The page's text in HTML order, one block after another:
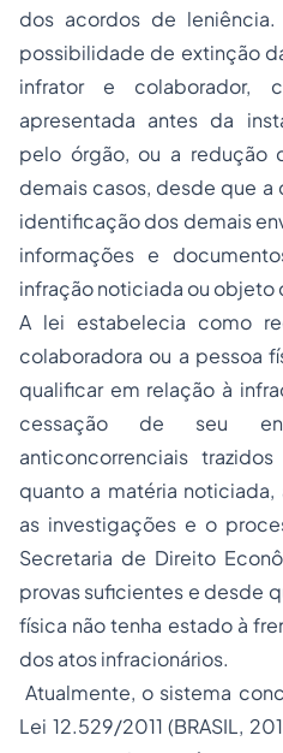
dos acordos de
possibilidade de extinção
infrator e colaborador,
apresentada antes da
pelo órgão, ou a redução
demais casos, desde que a
identificação dos demais
informações e
infração noticiada ou objeto
A lei estabelecia como
colaboradora ou a pessoa
qualificar em relação à
cessação de seu
anticoncorrenciais
quanto a matéria
as investigações e o
Secretaria de Direito
provas suficientes e desde
física não tenha estado à
dos atos infracionários.
Atualmente, o sistema
Lei 12.529/2011 (BRASIL,